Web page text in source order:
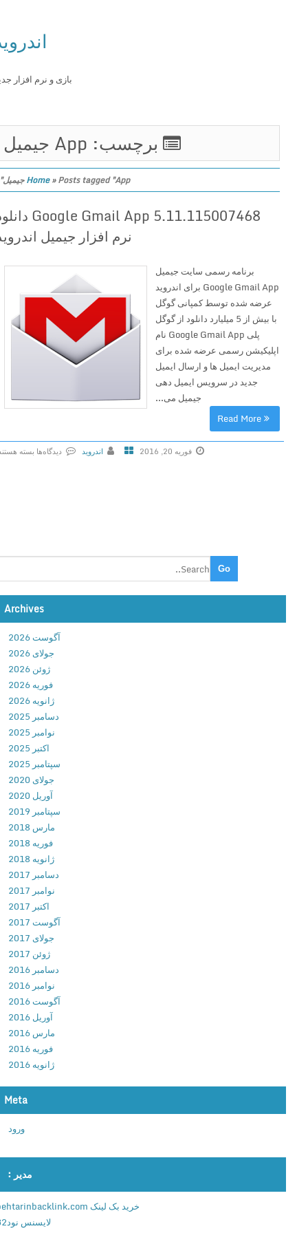
اندروید
بازی و نرم افزار جدید
برچسب: App جیمیل
Home»Posts tagged "App جیمیل"
Google Gmail App 5.11.115007468 دانلود
نرم افزار جیمیل اندروید
برنامه رسمی سایت جیمیل
Google Gmail App برای اندروید
عرضه شده توسط کمپانی گوگل
با بیش از 5 میلیارد دانلود از گوگل
پلی Google Gmail App نام
اپلیکیشن رسمی عرضه شده برای
مدیریت ایمیل ها و ارسال ایمیل
جدید در سرویس ایمیل دهی
جیمیل می...
Read More
فوریه 20, 2016 اندروید
دیدگاه‌ها
g
l
G
m
a
l
A
p
p
.
1
1
.
1
1
5
0
0
4
6
8
د
ا
ن
ل
و
د
ن
ر
ا
ج
ی
م
بسته هستند
Archives
آگوست 2026
جولای 2026
ژوئن 2026
فوریه 2026
ژانویه 2026
دسامبر 2025
نوامبر 2025
سپتامبر 2025
جولای 2020
آوریل 2020
سپتامبر 2019
مارس 2018
فوریه 2018
ژانویه 2018
دسامبر 2017
نوامبر 2017
آگوست 2017
جولای 2017
ژوئن 2017
دسامبر 2016
نوامبر 2016
آگوست 2016
آوریل 2016
مارس 2016
فوریه 2016
ژانویه 2016
Meta
مدیر :
خرید بک لینک behtarinbacklink.com
لایسنس نود32